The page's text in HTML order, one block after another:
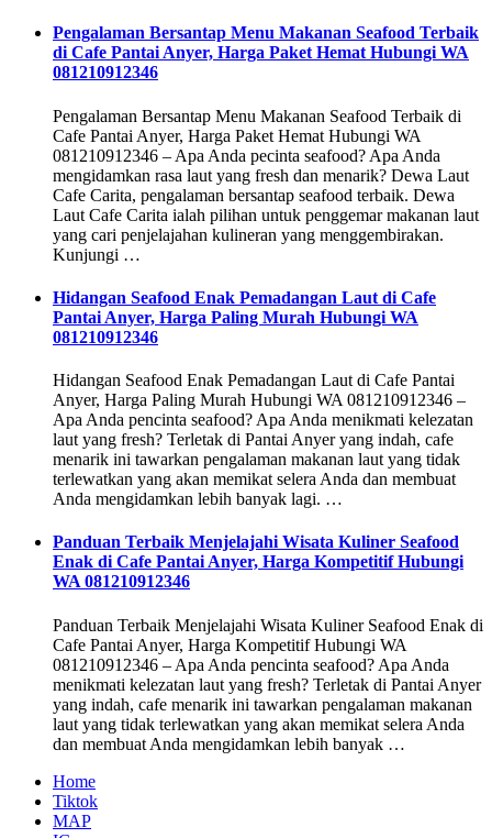
Pengalaman Bersantap Menu Makanan Seafood Terbaik
di Cafe Pantai Anyer, Harga Paket Hemat Hubungi WA
081210912346
Pengalaman Bersantap Menu Makanan Seafood Terbaik di
Cafe Pantai Anyer, Harga Paket Hemat Hubungi WA
081210912346 – Apa Anda pecinta seafood? Apa Anda
mengidamkan rasa laut yang fresh dan menarik? Dewa Laut
Cafe Carita, pengalaman bersantap seafood terbaik. Dewa
Laut Cafe Carita ialah pilihan untuk penggemar makanan laut
yang cari penjelajahan kulineran yang menggembirakan.
Kunjungi …
Hidangan Seafood Enak Pemadangan Laut di Cafe
Pantai Anyer, Harga Paling Murah Hubungi WA
081210912346
Hidangan Seafood Enak Pemadangan Laut di Cafe Pantai
Anyer, Harga Paling Murah Hubungi WA 081210912346 –
Apa Anda pencinta seafood? Apa Anda menikmati kelezatan
laut yang fresh? Terletak di Pantai Anyer yang indah, cafe
menarik ini tawarkan pengalaman makanan laut yang tidak
terlewatkan yang akan memikat selera Anda dan membuat
Anda mengidamkan lebih banyak lagi. …
Panduan Terbaik Menjelajahi Wisata Kuliner Seafood
Enak di Cafe Pantai Anyer, Harga Kompetitif Hubungi
WA 081210912346
Panduan Terbaik Menjelajahi Wisata Kuliner Seafood Enak di
Cafe Pantai Anyer, Harga Kompetitif Hubungi WA
081210912346 – Apa Anda pencinta seafood? Apa Anda
menikmati kelezatan laut yang fresh? Terletak di Pantai Anyer
yang indah, cafe menarik ini tawarkan pengalaman makanan
laut yang tidak terlewatkan yang akan memikat selera Anda
dan membuat Anda mengidamkan lebih banyak …
Home
Tiktok
MAP